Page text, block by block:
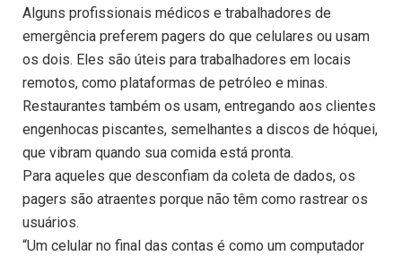
Alguns profissionais médicos e trabalhadores de
emergência preferem pagers do que celulares ou usam
os dois. Eles são úteis para trabalhadores em locais
remotos, como plataformas de petróleo e minas.
Restaurantes também os usam, entregando aos clientes
engenhocas piscantes, semelhantes a discos de hóquei,
que vibram quando sua comida está pronta.
Para aqueles que desconfiam da coleta de dados, os
pagers são atraentes porque não têm como rastrear os
usuários.
“Um celular no final das contas é como um computador